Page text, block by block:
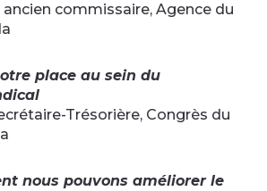
commissaire, Agence du
place au sein du
Trésorière, Congrès du
nous pouvons améliorer le